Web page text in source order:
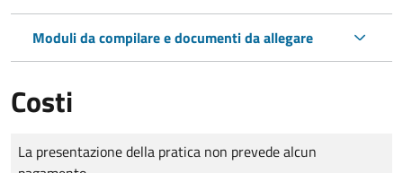
Moduli da compilare e documenti da allegare
Costi
Tipo di pagamento
Importo
La presentazione della pratica non prevede alcun